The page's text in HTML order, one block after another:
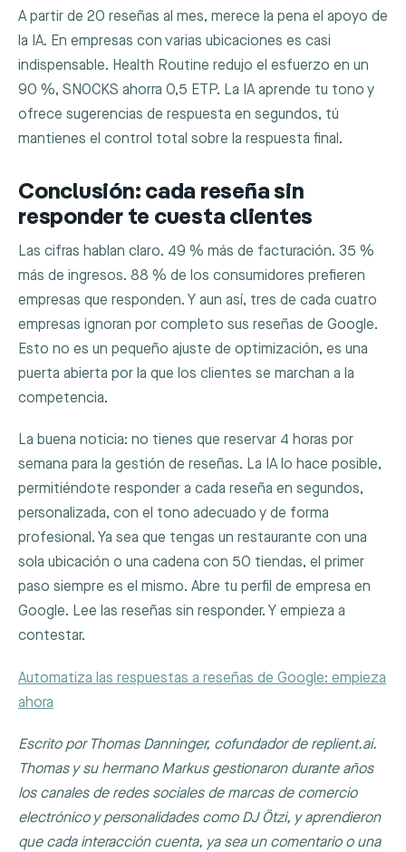
A partir de 20 reseñas al mes, merece la pena el apoyo de
la IA. En empresas con varias ubicaciones es casi
indispensable. Health Routine redujo el esfuerzo en un
90 %, SNOCKS ahorra 0,5 ETP. La IA aprende tu tono y
ofrece sugerencias de respuesta en segundos, tú
mantienes el control total sobre la respuesta final.
Conclusión: cada reseña sin
responder te cuesta clientes
Las cifras hablan claro. 49 % más de facturación. 35 %
más de ingresos. 88 % de los consumidores prefieren
empresas que responden. Y aun así, tres de cada cuatro
empresas ignoran por completo sus reseñas de Google.
Esto no es un pequeño ajuste de optimización, es una
puerta abierta por la que los clientes se marchan a la
competencia.
La buena noticia: no tienes que reservar 4 horas por
semana para la gestión de reseñas. La IA lo hace posible,
permitiéndote responder a cada reseña en segundos,
personalizada, con el tono adecuado y de forma
profesional. Ya sea que tengas un restaurante con una
sola ubicación o una cadena con 50 tiendas, el primer
paso siempre es el mismo. Abre tu perfil de empresa en
Google. Lee las reseñas sin responder. Y empieza a
contestar.
Automatiza las respuestas a reseñas de Google: empieza
ahora
Escrito por Thomas Danninger, cofundador de replient.ai.
Thomas y su hermano Markus gestionaron durante años
los canales de redes sociales de marcas de comercio
electrónico y personalidades como DJ Ötzi, y aprendieron
que cada interacción cuenta, ya sea un comentario o una